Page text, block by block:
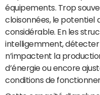
équipements. Trop
cloisonnées, le potentiel
considérable. En les
intelligemment, détecter
n’impactent la
d’énergie ou encore
conditions de